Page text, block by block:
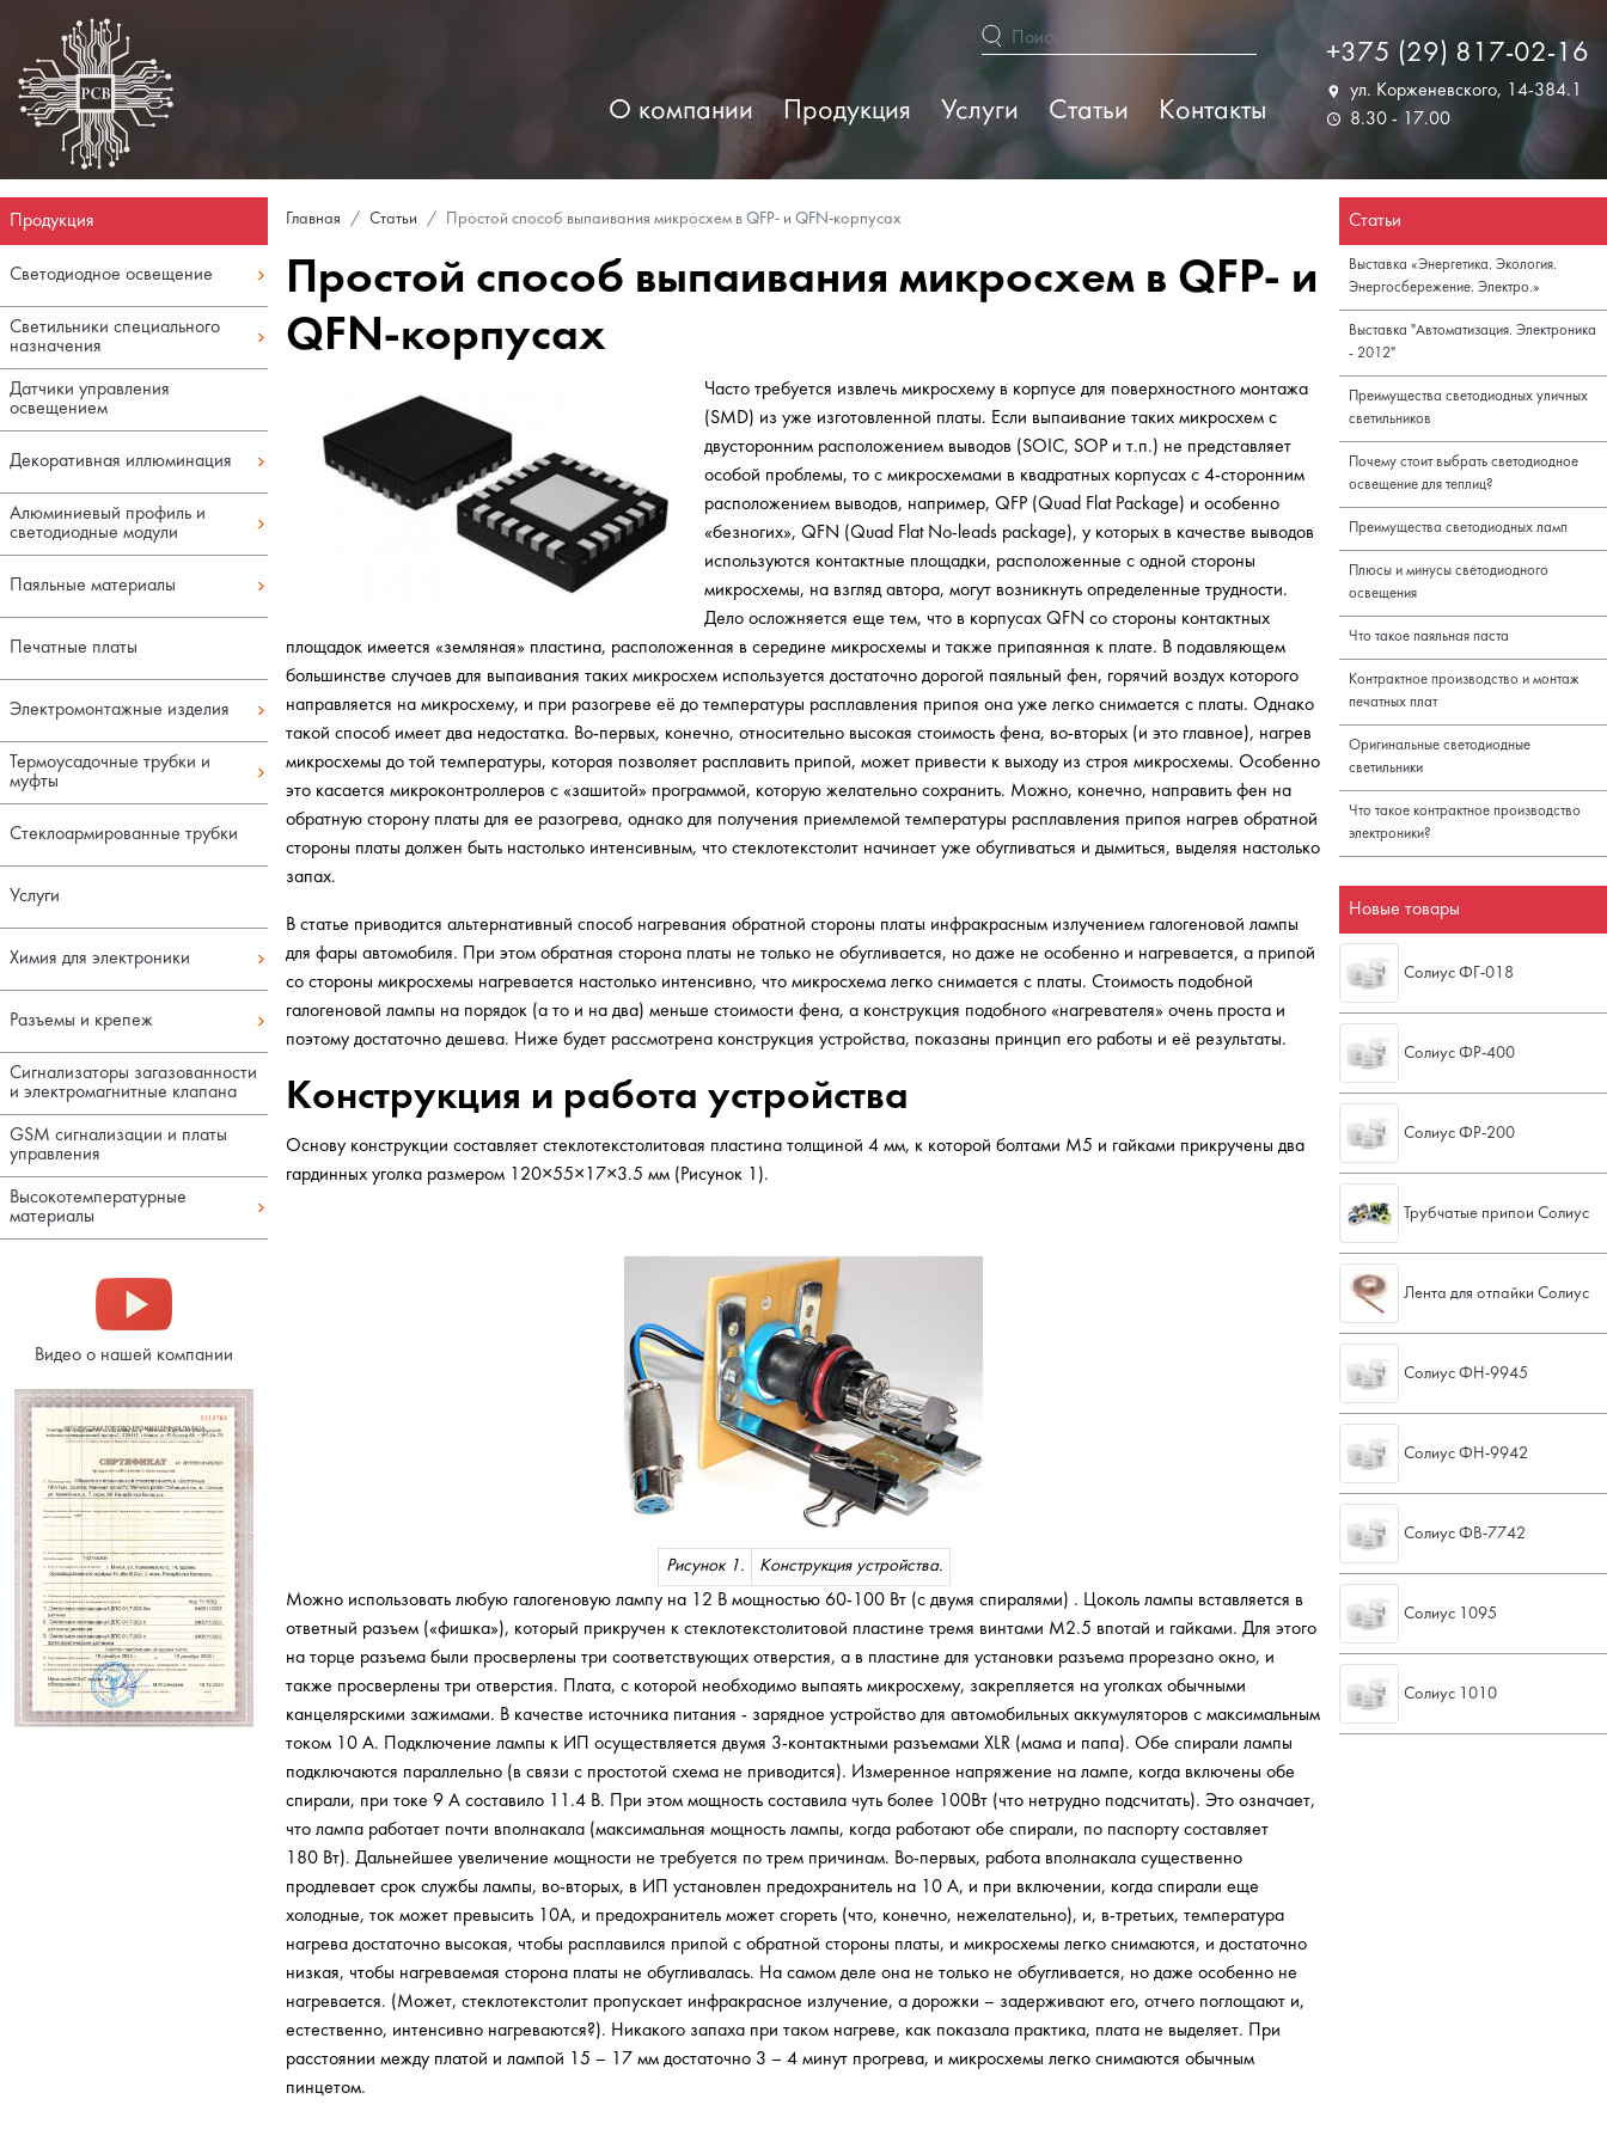
+375 (29) 817-02-16
ул. Корженевского, 14-384.1
8.30 - 17.00
О компании Продукция Услуги Статьи Контакты
Продукция
Светодиодное освещение
Светильники специального
назначения
Датчики управления
освещением
Декоративная иллюминация
Алюминиевый профиль и
светодиодные модули
Паяльные материалы
Печатные платы
Электромонтажные изделия
Термоусадочные трубки и
муфты
Стеклоармированные трубки
Услуги
Химия для электроники
Разъемы и крепеж
Сигнализаторы загазованности
и электромагнитные клапана
GSM сигнализации и платы
управления
Высокотемпературные
материалы
Видео о нашей компании
Главная Статьи Простой способ выпаивания микросхем в QFP- и QFN-корпусах
Простой способ выпаивания микросхем в QFP- и
QFN-корпусах
Часто требуется извлечь микросхему в корпусе для поверхностного монтажа
(SMD) из уже изготовленной платы. Если выпаивание таких микросхем с
двусторонним расположением выводов (SOIC, SOP и т.п.) не представляет
особой проблемы, то с микросхемами в квадратных корпусах с 4-сторонним
расположением выводов, например, QFP (Quad Flat Package) и особенно
«безногих», QFN (Quad Flat No-leads package), у которых в качестве выводов
используются контактные площадки, расположенные с одной стороны
микросхемы, на взгляд автора, могут возникнуть определенные трудности.
Дело осложняется еще тем, что в корпусах QFN со стороны контактных
площадок имеется «земляная» пластина, расположенная в середине микросхемы и также припаянная к плате. В подавляющем
большинстве случаев для выпаивания таких микросхем используется достаточно дорогой паяльный фен, горячий воздух которого
направляется на микросхему, и при разогреве её до температуры расплавления припоя она уже легко снимается с платы. Однако
такой способ имеет два недостатка. Во-первых, конечно, относительно высокая стоимость фена, во-вторых (и это главное), нагрев
микросхемы до той температуры, которая позволяет расплавить припой, может привести к выходу из строя микросхемы. Особенно
это касается микроконтроллеров с «зашитой» программой, которую желательно сохранить. Можно, конечно, направить фен на
обратную сторону платы для ее разогрева, однако для получения приемлемой температуры расплавления припоя нагрев обратной
стороны платы должен быть настолько интенсивным, что стеклотекстолит начинает уже обугливаться и дымиться, выделяя настолько
запах.
В статье приводится альтернативный способ нагревания обратной стороны платы инфракрасным излучением галогеновой лампы
для фары автомобиля. При этом обратная сторона платы не только не обугливается, но даже не особенно и нагревается, а припой
со стороны микросхемы нагревается настолько интенсивно, что микросхема легко снимается с платы. Стоимость подобной
галогеновой лампы на порядок (а то и на два) меньше стоимости фена, а конструкция подобного «нагревателя» очень проста и
поэтому достаточно дешева. Ниже будет рассмотрена конструкция устройства, показаны принцип его работы и её результаты.
Конструкция и работа устройства
Основу конструкции составляет стеклотекстолитовая пластина толщиной 4 мм, к которой болтами М5 и гайками прикручены два
гардинных уголка размером 120×55×17×3.5 мм (Рисунок 1).
Рисунок 1. Конструкция устройства.
Можно использовать любую галогеновую лампу на 12 В мощностью 60-100 Вт (с двумя спиралями) . Цоколь лампы вставляется в
ответный разъем («фишка»), который прикручен к стеклотекстолитовой пластине тремя винтами М2.5 впотай и гайками. Для этого
на торце разъема были просверлены три соответствующих отверстия, а в пластине для установки разъема прорезано окно, и
также просверлены три отверстия. Плата, с которой необходимо выпаять микросхему, закрепляется на уголках обычными
канцелярскими зажимами. В качестве источника питания - зарядное устройство для автомобильных аккумуляторов с максимальным
током 10 А. Подключение лампы к ИП осуществляется двумя 3-контактными разъемами XLR (мама и папа). Обе спирали лампы
подключаются параллельно (в связи с простотой схема не приводится). Измеренное напряжение на лампе, когда включены обе
спирали, при токе 9 А составило 11.4 В. При этом мощность составила чуть более 100Вт (что нетрудно подсчитать). Это означает,
что лампа работает почти вполнакала (максимальная мощность лампы, когда работают обе спирали, по паспорту составляет
180 Вт). Дальнейшее увеличение мощности не требуется по трем причинам. Во-первых, работа вполнакала существенно
продлевает срок службы лампы, во-вторых, в ИП установлен предохранитель на 10 А, и при включении, когда спирали еще
холодные, ток может превысить 10А, и предохранитель может сгореть (что, конечно, нежелательно), и, в-третьих, температура
нагрева достаточно высокая, чтобы расплавился припой с обратной стороны платы, и микросхемы легко снимаются, и достаточно
низкая, чтобы нагреваемая сторона платы не обугливалась. На самом деле она не только не обугливается, но даже особенно не
нагревается. (Может, стеклотекстолит пропускает инфракрасное излучение, а дорожки – задерживают его, отчего поглощают и,
естественно, интенсивно нагреваются?). Никакого запаха при таком нагреве, как показала практика, плата не выделяет. При
расстоянии между платой и лампой 15 – 17 мм достаточно 3 – 4 минут прогрева, и микросхемы легко снимаются обычным
пинцетом.
Статьи
Выставка «Энергетика. Экология.
Энергосбережение. Электро.»
Выставка "Автоматизация. Электроника
- 2012"
Преимущества светодиодных уличных
светильников
Почему стоит выбрать светодиодное
освещение для теплиц?
Преимущества светодиодных ламп
Плюсы и минусы светодиодного
освещения
Что такое паяльная паста
Контрактное производство и монтаж
печатных плат
Оригинальные светодиодные
светильники
Что такое контрактное производство
электроники?
Новые товары
Солиус ФГ-018
Солиус ФР-400
Солиус ФР-200
Трубчатые припои Солиус
Лента для отпайки Солиус
Солиус ФН-9945
Солиус ФН-9942
Солиус ФВ-7742
Солиус 1095
Солиус 1010